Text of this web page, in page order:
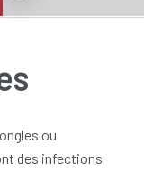
ou
des infections